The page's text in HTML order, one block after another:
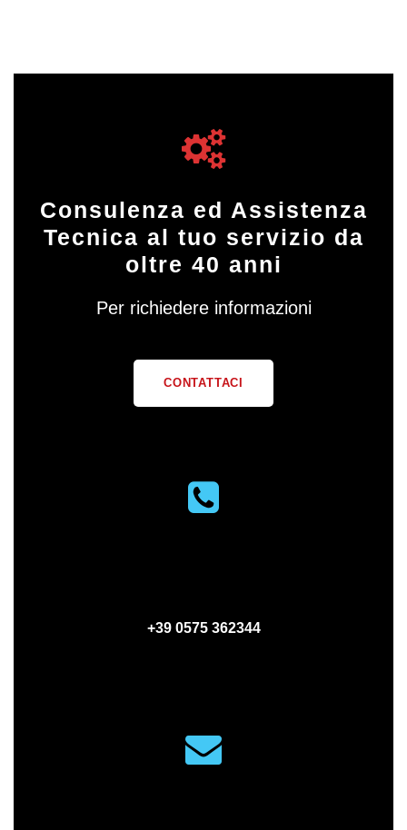
Consulenza ed Assistenza
Tecnica al tuo servizio da
oltre 40 anni
Per richiedere informazioni
CONTATTACI
+39 0575 362344